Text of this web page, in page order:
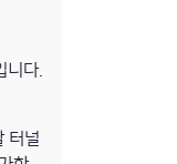
니다.
터널